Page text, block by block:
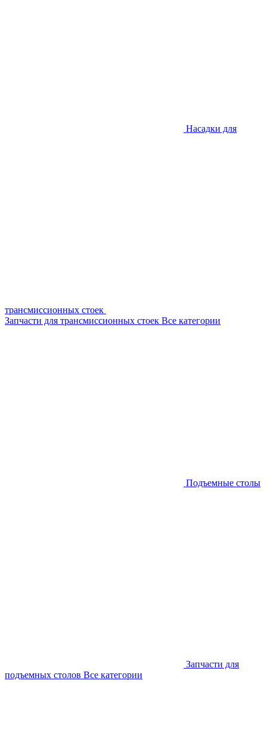
Насадки для
трансмиссионных стоек
Запчасти для трансмиссионных стоек Все категории
Подъемные столы
Запчасти для
подъемных столов Все категории